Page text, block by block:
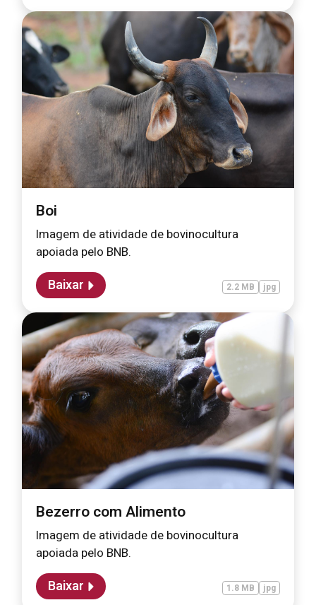
Boi
Imagem de atividade de bovinocultura
apoiada pelo BNB.
Baixar 2.2 MB jpg
Bezerro com Alimento
Imagem de atividade de bovinocultura
apoiada pelo BNB.
Baixar 1.8 MB jpg